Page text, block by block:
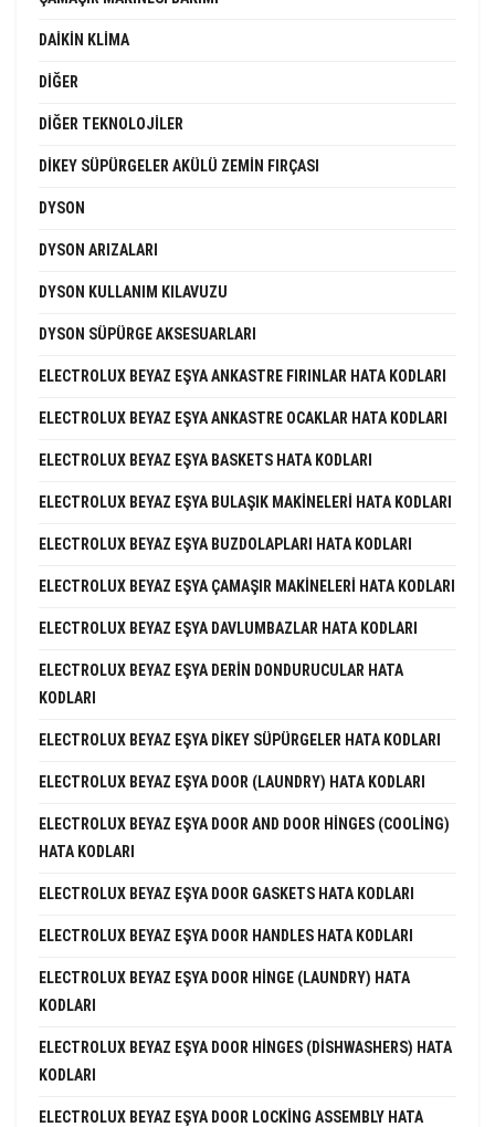
DAIKIN KLIMA
DIĞER
DIĞER TEKNOLOJILER
DIKEY SÜPÜRGELER AKÜLÜ ZEMIN FIRÇASI
DYSON
DYSON ARIZALARI
DYSON KULLANIM KILAVUZU
DYSON SÜPÜRGE AKSESUARLARI
ELECTROLUX BEYAZ EŞYA ANKASTRE FIRINLAR HATA KODLARI
ELECTROLUX BEYAZ EŞYA ANKASTRE OCAKLAR HATA KODLARI
ELECTROLUX BEYAZ EŞYA BASKETS HATA KODLARI
ELECTROLUX BEYAZ EŞYA BULAŞIK MAKINELERI HATA KODLARI
ELECTROLUX BEYAZ EŞYA BUZDOLAPLARI HATA KODLARI
ELECTROLUX BEYAZ EŞYA ÇAMAŞIR MAKINELERI HATA KODLARI
ELECTROLUX BEYAZ EŞYA DAVLUMBAZLAR HATA KODLARI
ELECTROLUX BEYAZ EŞYA DERIN DONDURUCULAR HATA
KODLARI
ELECTROLUX BEYAZ EŞYA DIKEY SÜPÜRGELER HATA KODLARI
ELECTROLUX BEYAZ EŞYA DOOR (LAUNDRY) HATA KODLARI
ELECTROLUX BEYAZ EŞYA DOOR AND DOOR HINGES (COOLING)
HATA KODLARI
ELECTROLUX BEYAZ EŞYA DOOR GASKETS HATA KODLARI
ELECTROLUX BEYAZ EŞYA DOOR HANDLES HATA KODLARI
ELECTROLUX BEYAZ EŞYA DOOR HINGE (LAUNDRY) HATA
KODLARI
ELECTROLUX BEYAZ EŞYA DOOR HINGES (DISHWASHERS) HATA
KODLARI
ELECTROLUX BEYAZ EŞYA DOOR LOCKING ASSEMBLY HATA